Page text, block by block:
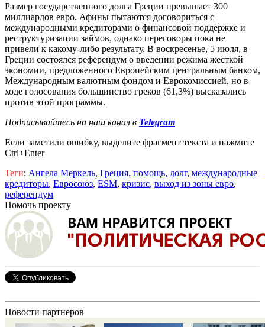
Размер государственного долга Греции превышает 300
миллиардов евро. Афины пытаются договориться с
международными кредиторами о финансовой поддержке и
реструктуризации займов, однако переговоры пока не
привели к какому-либо результату. В воскресенье, 5 июля, в
Греции состоялся референдум о введении режима жесткой
экономии, предложенного Европейским центральным банком,
Международным валютным фондом и Еврокомиссией, но в
ходе голосования большинство греков (61,3%) высказались
против этой программы.
Подписывайтесь на наш канал в Telegram
Если заметили ошибку, выделите фрагмент текста и нажмите
Ctrl+Enter
Теги: Ангела Меркель, Греция, помощь, долг, международные
кредиторы, Евросоюз, ESM, кризис, выход из зоны евро,
референдум
Помочь проекту
Новости партнеров